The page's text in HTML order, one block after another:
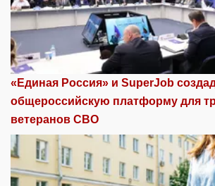
«Единая Россия» и SuperJob
общероссийскую платформу для
ветеранов СВО